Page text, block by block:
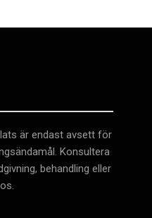
är endast avsett för
Konsultera
behandling eller